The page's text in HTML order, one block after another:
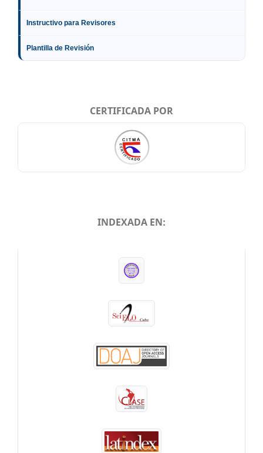
Instructivo para Revisores
Plantilla de Revisión
CERTIFICADA POR
INDEXADA EN: